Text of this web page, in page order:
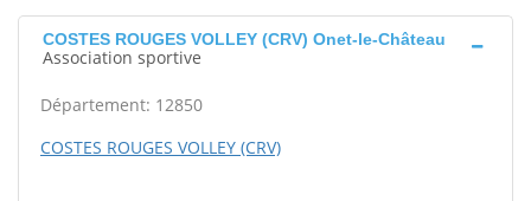
COSTES ROUGES VOLLEY (CRV) Onet-le-Château
Association sportive
Département: 12850
COSTES ROUGES VOLLEY (CRV)